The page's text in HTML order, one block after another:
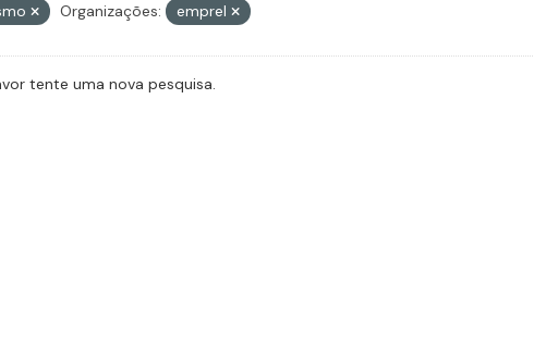
Organizações: emprel
tente uma nova pesquisa.